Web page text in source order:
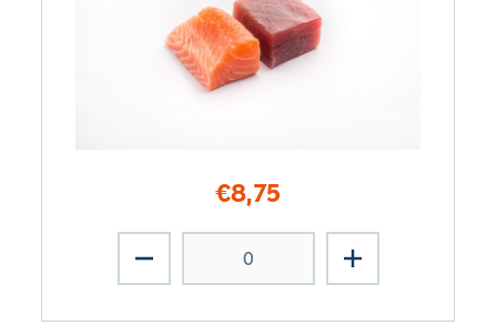
€8,75